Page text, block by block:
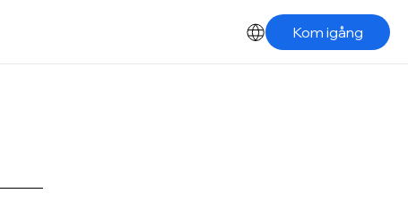
Kom igång